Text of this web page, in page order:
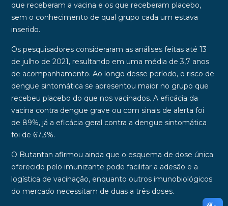
que receberam a vacina e os que receberam placebo,
sem o conhecimento de qual grupo cada um estava
inserido.
Os pesquisadores consideraram as análises feitas até 13
de julho de 2021 , resultando em uma média de 3,7 anos
de acompanhamento. Ao longo desse período, o risco de
dengue sintomática se apresentou maior no grupo que
recebeu placebo do que nos vacinados. A eficácia da
vacina contra dengue grave ou com sinais de alerta foi
de 89%, já a eficácia geral contra a dengue sintomática
foi de 67,3%.
O Butantan afirmou ainda que o esquema de dose única
oferecido pelo imunizante pode facilitar a adesão e a
logística de vacinação, enquanto outros imunobiológicos
do mercado necessitam de duas a três doses.